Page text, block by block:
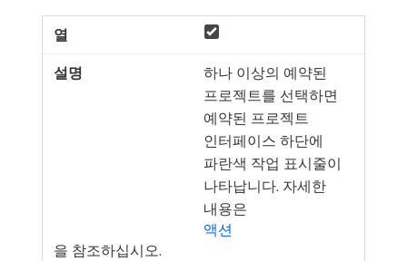
하나 이상의 예약된
프로젝트를 선택하면
예약된 프로젝트
인터페이스 하단에
파란색 작업 표시줄이
나타납니다. 자세한
내용은
액션
을 참조하십시오.